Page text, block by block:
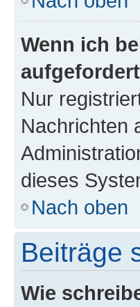
Wenn ich
Nur
Nachrichten
dieses
Nach oben
Beiträge
Wie